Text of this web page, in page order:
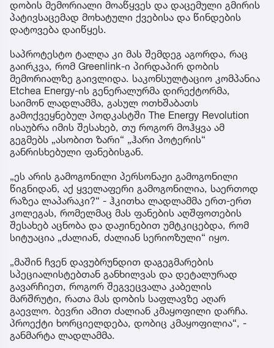
დობის მემორიალი მოაწყვეს და დაცემული გმირის
პატივსაცემად მოხატული ქვებისა და წინდების
დატოვება დაიწყეს.
საპროტესტო ტალღა კი მას შემდეგ აგორდა, რაც
გაირკვა, რომ Greenlink-ი პირდაპირ დობის
მემორიალზე გაივლიდა. საკონსულტაციო კომპანია
Etchea Energy-ის გენერალურმა დირექტორმა,
საიმონ ლადლამმა, გასულ ოთხშაბათს
გამოქვეყნებულ პოდკასტში The Energy Revolution
ისაუბრა იმის შესახებ, თუ როგორ მოჰყვა ამ
გეგმებს „ასობით ზარი“ „ჰარი პოტერის“
განრისხებული ფანებისგან.
„ეს არის გამოგონილი პერსონაჟი გამოგონილი
წიგნიდან, აქ ყველაფერი გამოგონილია, საერთოდ
რაზეა ლაპარაკი?“ - ჰკითხა ლადლამმა ერთ-ერთ
კოლეგას, რომელმაც მას ფანების აღშფოთების
შესახებ აცნობა და დაჟინებით უმტკიცებდა, რომ
სიტუაცია „ძალიან, ძალიან სერიოზული“ იყო.
„მაშინ ჩვენ დავუბრუნდით დაგეგმარების
სპეციალისტებთან განხილვას და დეტალურად
გავარჩიეთ, როგორ შეგვეცვალა კაბელის
მარშრუტი, რათა მას დობის საფლავზე აღარ
გაევლო. ბევრი ამით ძალიან კმაყოფილი დარჩა.
პროექტი ხორციელდება, დობიც კმაყოფილია“, -
განმარტა ლადლამმა.